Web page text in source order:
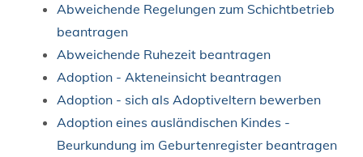
Abweichende Regelungen zum Schichtbetrieb
beantragen
Abweichende Ruhezeit beantragen
Adoption - Akteneinsicht beantragen
Adoption - sich als Adoptiveltern bewerben
Adoption eines ausländischen Kindes -
Beurkundung im Geburtenregister beantragen